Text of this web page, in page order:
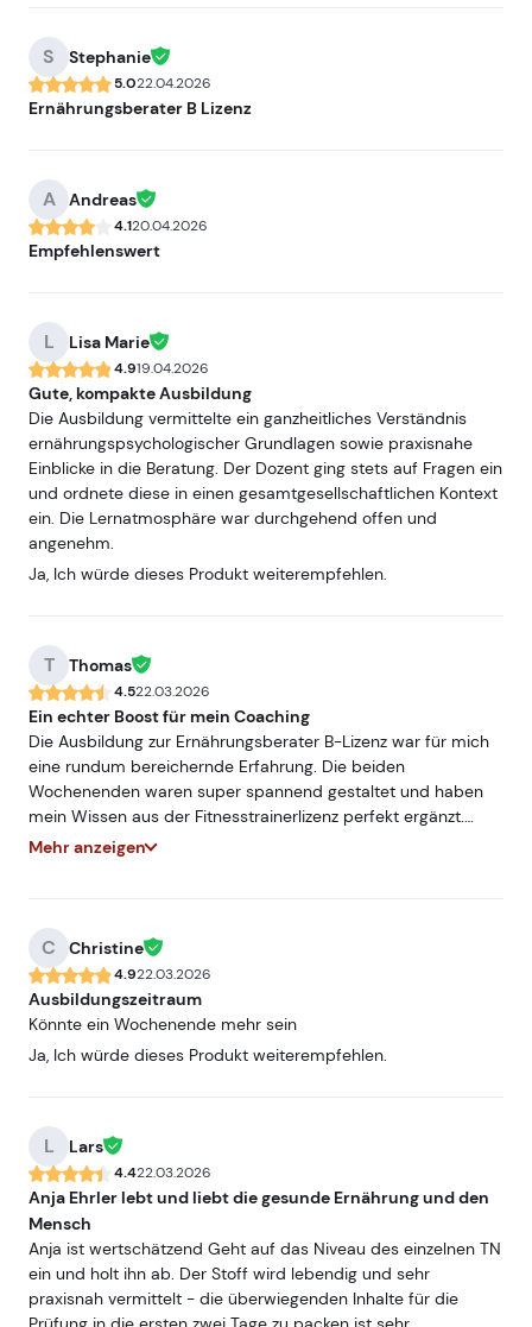
S Stephanie
5.022.04.2026
Ernährungsberater B Lizenz
A Andreas
4.120.04.2026
Empfehlenswert
L Lisa Marie
4.919.04.2026
Gute, kompakte Ausbildung
Die Ausbildung vermittelte ein ganzheitliches Verständnis
ernährungspsychologischer Grundlagen sowie praxisnahe
Einblicke in die Beratung. Der Dozent ging stets auf Fragen ein
und ordnete diese in einen gesamtgesellschaftlichen Kontext
ein. Die Lernatmosphäre war durchgehend offen und
angenehm.
Ja, Ich würde dieses Produkt weiterempfehlen.
T Thomas
4.522.03.2026
Ein echter Boost für mein Coaching
Die Ausbildung zur Ernährungsberater B-Lizenz war für mich
eine rundum bereichernde Erfahrung. Die beiden
Wochenenden waren super spannend gestaltet und haben
mein Wissen aus der Fitnesstrainerlizenz perfekt ergänzt.
Besonders positiv hervorzuheben ist der abwechslungsreiche
nachhaltig zu verinnerlichen. Ich habe unglaublich viel
mitnehmen können, um meine Kundinnen und Kunden als
Personaltrainer noch individueller und ganzheitlicher zu
betreuen. Die Ausbildung hat mir nicht nur fachlich, sondern
gebracht. Absolut empfehlenswert für alle, die ihr Coaching
Mehr anzeigen
C Christine
4.922.03.2026
Ausbildungszeitraum
Könnte ein Wochenende mehr sein
Ja, Ich würde dieses Produkt weiterempfehlen.
L Lars
4.422.03.2026
Anja Ehrler lebt und liebt die gesunde Ernährung und den
Mensch
Anja ist wertschätzend Geht auf das Niveau des einzelnen TN
ein und holt ihn ab. Der Stoff wird lebendig und sehr
praxisnah vermittelt - die überwiegenden Inhalte für die